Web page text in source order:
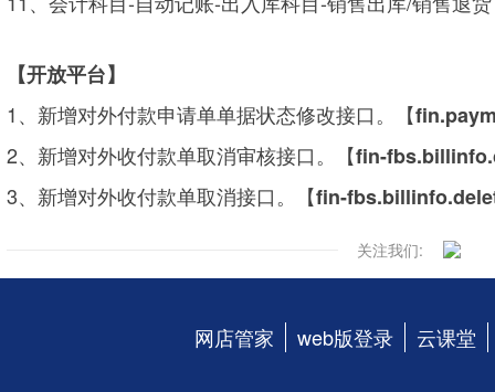
【开放平台】
1、新增对外付款申请单单据状态修改接口。【
2、新增对外收付款单取消审核接口。【fin-
3、新增对外收付款单取消接口。【fin-
关注我们:
网店管家 web版登录 云课堂